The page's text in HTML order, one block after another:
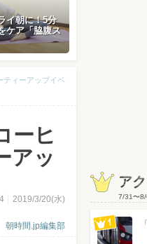
イ朝に！5分
ケア「脇腹ス
ティーアップイベ
ーヒ
アッ
2019/3/20(水)
朝時間.jp編集部
ア
7/31〜8/